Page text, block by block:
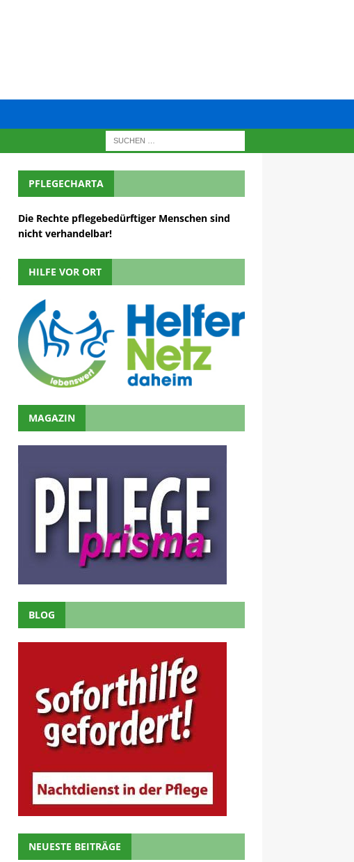
PFLEGECHARTA
Die Rechte pflegebedürftiger Menschen sind
nicht verhandelbar!
HILFE VOR ORT
MAGAZIN
BLOG
NEUESTE BEITRÄGE